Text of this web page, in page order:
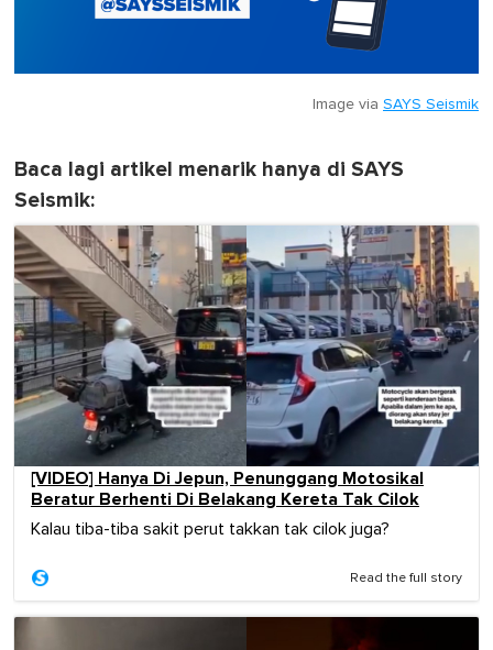
Image via SAYS Seismik
Baca lagi artikel menarik hanya di SAYS
Seismik:
[VIDEO] Hanya Di Jepun, Penunggang Motosikal
Beratur Berhenti Di Belakang Kereta Tak Cilok
Kalau tiba-tiba sakit perut takkan tak cilok juga?
Read the full story